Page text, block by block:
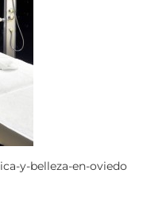
y-belleza-en-oviedo